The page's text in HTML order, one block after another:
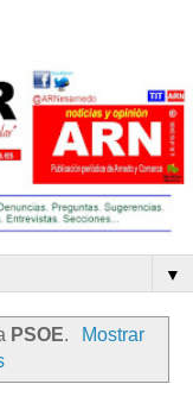
▼
PSOE.
Mostrar